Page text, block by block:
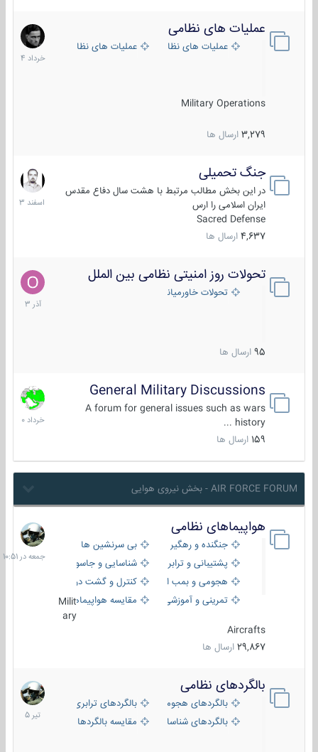
عملیات های نظامی
عملیات های نظامی ایرانعملیات های نظامی خارجی
Military Operations
3,279 ارسال ها
5
خرداد
1404
جنگ تحمیلی
در این بخش مطالب مرتبط با هشت سال دفاع مقدس
ایران اسلامی را ارس
Sacred Defense
4,637 ارسال ها
20
اسفند
1403
تحولات روز امنیتی نظامی بین الملل
تحولات خاورمیانه
95 ارسال ها
21
آذر
1403
General Military Discussions
A forum for general issues such as wars
history ...
159 ارسال ها
10
خرداد
1400
AIR FORCE FORUM - بخش نیروی هوایی
هواپیماهای نظامی
جنگنده و رهگیر
بی سرنشین ها
پشتیبانی و ترابری
شناسایی و جاسوسی
هجومی و بمب افکن
کنترل و گشت دریایی
تمرینی و آموزشی
مقایسه هواپیماهاMilit
ary
Aircrafts
29,867 ارسال ها
جمعه
در
10:51
بالگردهای نظامی
بالگردهای هجومی
بالگردهای ترابری
بالگردهای شناسایی
مقایسه بالگردها
22
تیر
1405